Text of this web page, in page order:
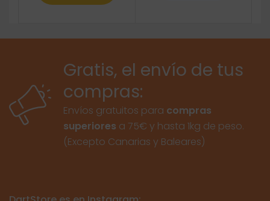
Gratis, el envío de tus
compras:
Envíos gratuitos para compras
superiores a 75€ y hasta 1kg de peso.
(Excepto Canarias y Baleares)